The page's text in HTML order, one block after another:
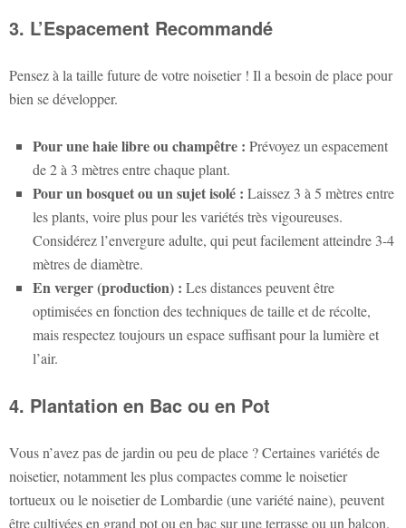
3. L’Espacement Recommandé
Pensez à la taille future de votre noisetier ! Il a besoin de place pour
bien se développer.
Pour une haie libre ou champêtre : Prévoyez un espacement
de 2 à 3 mètres entre chaque plant.
Pour un bosquet ou un sujet isolé : Laissez 3 à 5 mètres entre
les plants, voire plus pour les variétés très vigoureuses.
Considérez l’envergure adulte, qui peut facilement atteindre 3-4
mètres de diamètre.
En verger (production) : Les distances peuvent être
optimisées en fonction des techniques de taille et de récolte,
mais respectez toujours un espace suffisant pour la lumière et
l’air.
4. Plantation en Bac ou en Pot
Vous n’avez pas de jardin ou peu de place ? Certaines variétés de
noisetier, notamment les plus compactes comme le noisetier
tortueux ou le noisetier de Lombardie (une variété naine), peuvent
être cultivées en grand pot ou en bac sur une terrasse ou un balcon.